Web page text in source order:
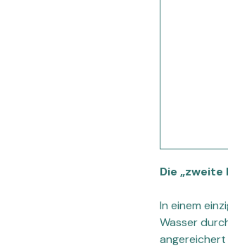
Die
In einem
Wasser
angereichert